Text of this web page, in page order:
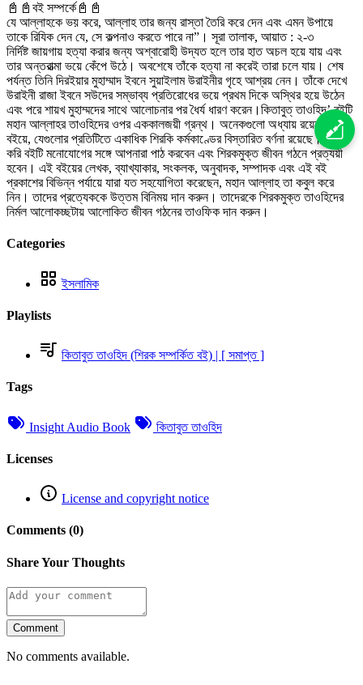
📓📓বই সম্পর্কে📓📓
যে আল্লাহকে ভয় করে, আল্লাহ তার জন্য রাস্তা তৈরি করে দেন এবং এমন উপায়ে
তাকে রিযিক দেন যে, সে কল্পনাও করতে পারে না”। সূরা তালাক, আয়াত : ২-৩
নির্দিষ্ট জায়গায় হত্যা করার জন্য অশ্বারোহী উদ্যত হলে তার হাত অচল হয়ে যায় এবং
তার অন্তরাত্মা ভয়ে কেঁপে উঠে। অবশেষে তাঁকে হত্যা না করেই তারা চলে যায়। শেষ
পর্যন্ত তিনি দিরইয়ার মুহাম্মাদ ইবনে সুয়াইলাম উরাইনীর গৃহে আশ্রয় নেন। তাঁকে দেখে
উরাইনী রাজা ইবনে সউদের সম্ভাব্য প্রতিরোধের ভয়ে প্রথম দিকে অস্থির হয়ে উঠেন
এবং পরে শায়খ মুহাম্মদের সাথে আলোচনার পর ধৈর্য ধারণ করেন।কিতাবুত্ তাওহিদ’ বইটি
মহান আল্লাহর তাওহিদের ওপর এককালজয়ী গ্রন্থ। অনেকগুলো অধ্যায় রয়েছে এই
বইয়ে, যেগুলোর প্রতিটিতে একাধিক শিরকি কর্মকাণ্ডের বিস্তারিত বর্ণনা রয়েছে। আশা
করি বইটি মনোযোগের সঙ্গে আপনারা পাঠ করবেন এবং শিরকমুক্ত জীবন গঠনে প্রত্যয়ী
হবেন। এই বইয়ের লেখক, ব্যাখ্যাকার, সংকলক, অনুবাদক, সম্পাদক এবং এই বই
প্রকাশের বিভিন্ন পর্যায়ে যারা যত সহযোগিতা করেছেন, মহান আল্লাহ তা কবুল করে
নিন। তাদের প্রত্যেককে উত্তম বিনিময় দান করুন। তাদেরকে শিরকমুক্ত তাওহিদের
নির্মল আলোকচ্ছটায় আলোকিত জীবন গঠনের তাওফিক দান করুন।
Categories
ইসলামিক
Playlists
কিতাবুত তাওহিদ (শিরক সম্পর্কিত বই) | [ সমাপ্ত ]
Tags
Insight Audio Book কিতাবুত তাওহিদ
Licenses
License and copyright notice
Comments (0)
Share Your Thoughts
Comment
No comments available.